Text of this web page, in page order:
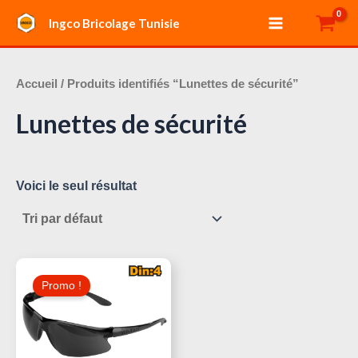
contenu
Ingco Bricolage Tunisie
Main
Menu
Accueil / Produits identifiés “Lunettes de sécurité”
Lunettes de sécurité
Voici le seul résultat
Promo !
Initial
Était :
15,000 د.ت.
Le
Prix